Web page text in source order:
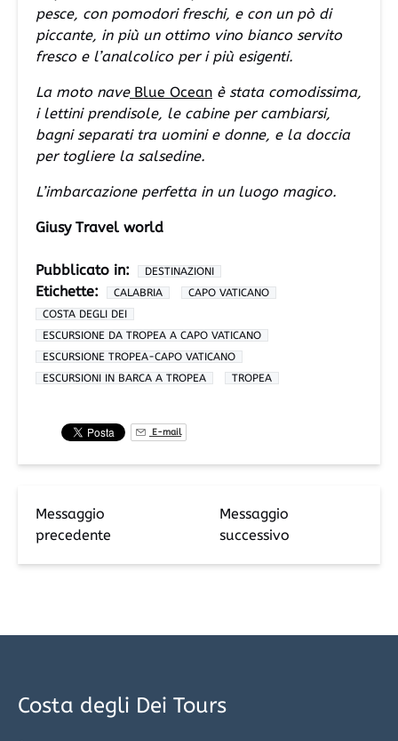
pesce, con pomodori freschi, e con un pò di
piccante, in più un ottimo vino bianco servito
fresco e l’analcolico per i più esigenti.
La moto naveBlue Ocean è stata comodissima,
i lettini prendisole, le cabine per cambiarsi,
bagni separati tra uomini e donne, e la doccia
per togliere la salsedine.
L’imbarcazione perfetta in un luogo magico.
Giusy Travel world
Pubblicato in: DESTINAZIONI
Etichette: CALABRIA
CAPO VATICANO
COSTA DEGLI DEI
ESCURSIONE DA TROPEA A CAPO VATICANO
ESCURSIONE TROPEA-CAPO VATICANO
ESCURSIONI IN BARCA A TROPEA
TROPEA
E-mail
Messaggio
precedente
Messaggio
successivo
Costa degli Dei Tours